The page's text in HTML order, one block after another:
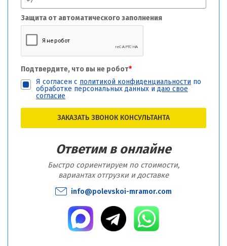
Защита от автоматического заполнения
Подтвердите, что вы не робот*
Я согласен с политикой конфиденциальности по
обработке персональных данных и даю свое
согласие
ЗАКАЗАТЬ ЗВОНОК КОНСУЛЬТАНТА
Ответим в онлайне
Быстро сориентируем по стоимости,
вариантах отгрузки и доставке
info@polevskoi-mramor.com